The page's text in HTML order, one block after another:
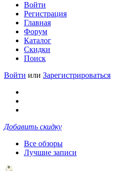
Войти
Регистрация
Главная
Форум
Каталог
Скидки
Поиск
Войти или Зарегистрироваться
Добавить скидку
Все обзоры
Лучшие записи